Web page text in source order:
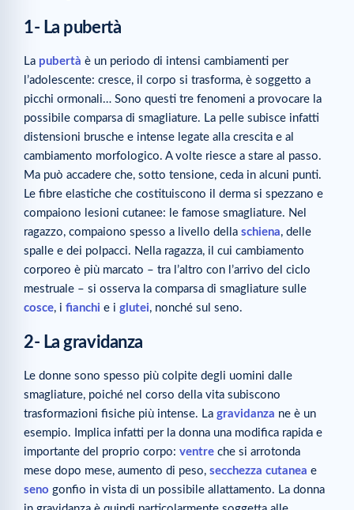
1- La pubertà
La pubertà è un periodo di intensi cambiamenti per
l’adolescente: cresce, il corpo si trasforma, è soggetto a
picchi ormonali… Sono questi tre fenomeni a provocare la
possibile comparsa di smagliature. La pelle subisce infatti
distensioni brusche e intense legate alla crescita e al
cambiamento morfologico. A volte riesce a stare al passo.
Ma può accadere che, sotto tensione, ceda in alcuni punti.
Le fibre elastiche che costituiscono il derma si spezzano e
compaiono lesioni cutanee: le famose smagliature. Nel
ragazzo, compaiono spesso a livello della schiena, delle
spalle e dei polpacci. Nella ragazza, il cui cambiamento
corporeo è più marcato – tra l’altro con l’arrivo del ciclo
mestruale – si osserva la comparsa di smagliature sulle
cosce, i fianchi e i glutei, nonché sul seno.
2- La gravidanza
Le donne sono spesso più colpite degli uomini dalle
smagliature, poiché nel corso della vita subiscono
trasformazioni fisiche più intense. La gravidanza ne è un
esempio. Implica infatti per la donna una modifica rapida e
importante del proprio corpo: ventre che si arrotonda
mese dopo mese, aumento di peso, secchezza cutanea e
seno gonfio in vista di un possibile allattamento. La donna